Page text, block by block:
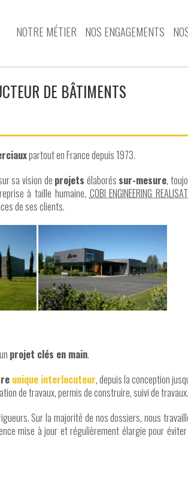
NOTRE MÉTIER NOS ENGAGEMENTS
DE BÂTIMENTS
partout en France depuis 1973.
sa vision de projets élaborés sur-mesure,
à taille humaine, COBI ENGINEERING
de ses clients.
projet clés en main.
unique interlocuteur, depuis la conception
de travaux, permis de construire, suivi de travaux.
Sur la majorité de nos dossiers, nous
mise à jour et régulièrement élargie pour